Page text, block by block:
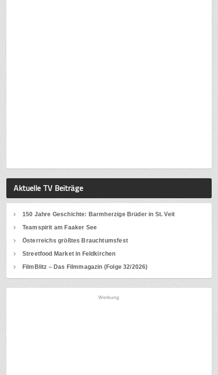
Aktuelle TV Beiträge
150 Jahre Geschichte: Barmherzige Brüder in St. Veit
Teamspirit am Faaker See
Österreichs größtes Brauchtumsfest
Streetfood Market in Feldkirchen
FilmBlitz – Das Filmmagazin (Folge 32/2026)
Werbung